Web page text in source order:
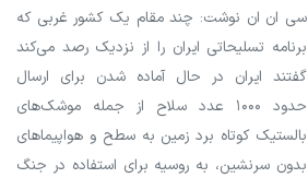
سی ان ان نوشت: چند مقام یک کشور غربی که
برنامه تسلیحاتی ایران را از نزدیک رصد می‌کند
گفتند ایران در حال آماده شدن برای ارسال
حدود ۱۰۰۰ عدد سلاح از جمله موشک‌های
بالستیک کوتاه برد زمین به سطح و هواپیماهای
بدون سرنشین، به روسیه برای استفاده در جنگ